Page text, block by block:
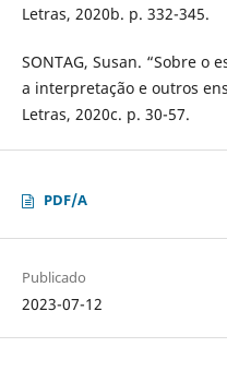
Letras, 2020b. p. 332-345.
SONTAG, Susan. “Sobre o
a interpretação e outros
Letras, 2020c. p. 30-57.
PDF/A
Publicado
2023-07-12